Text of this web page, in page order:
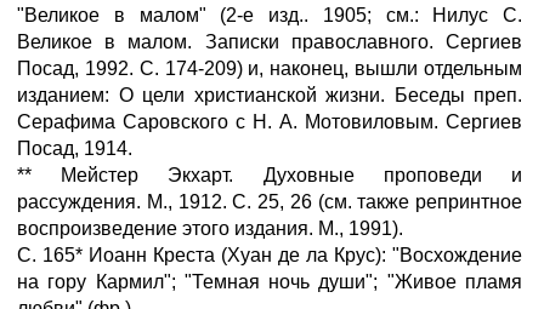
"Великое в малом" (2-е изд.. 1905; см.: Нилус С.
Великое в малом. Записки православного. Сергиев
Посад, 1992. С. 174-209) и, наконец, вышли отдельным
изданием: О цели христианской жизни. Беседы преп.
Серафима Саровского с Н. А. Мотовиловым. Сергиев
Посад, 1914.
** Мейстер Экхарт. Духовные проповеди и
рассуждения. М., 1912. С. 25, 26 (см. также репринтное
воспроизведение этого издания. М., 1991).
С. 165* Иоанн Креста (Хуан де ла Крус): "Восхождение
на гору Кармил"; "Темная ночь души"; "Живое пламя